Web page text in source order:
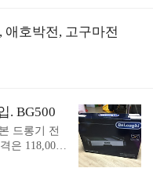
앞다리살은
서 먹습니
카레, 애호박전, 고구마전
. BG500
드롱기 전
은 118,000
트트레이더